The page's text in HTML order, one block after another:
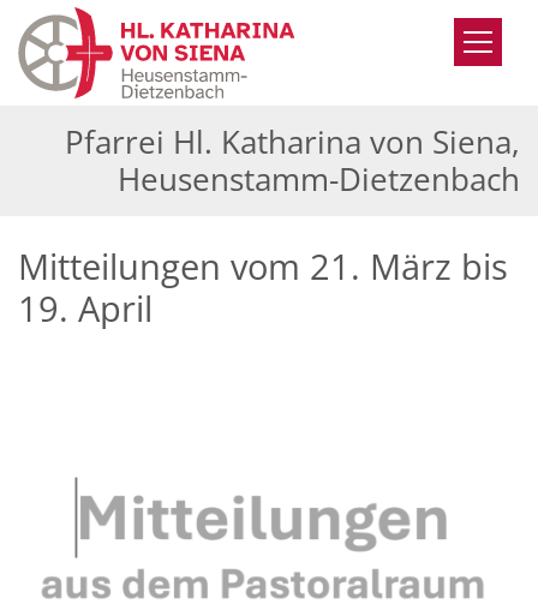
Zum Inhalt springen
Pfarrei Hl. Katharina von Siena,
Heusenstamm-Dietzenbach
Mitteilungen vom 21. März bis
19. April